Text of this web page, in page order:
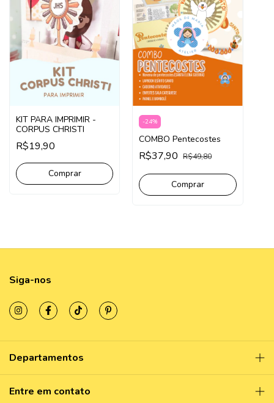
KIT PARA IMPRIMIR -
CORPUS CHRISTI
R$19,90
Comprar
-24%
COMBO Pentecostes
R$37,90 R$49,80
Comprar
Siga-nos
Departamentos
Entre em contato